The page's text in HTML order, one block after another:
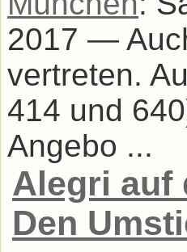
2017 —
vertreten.
414 und
Angebo ...
Alegri auf
Den